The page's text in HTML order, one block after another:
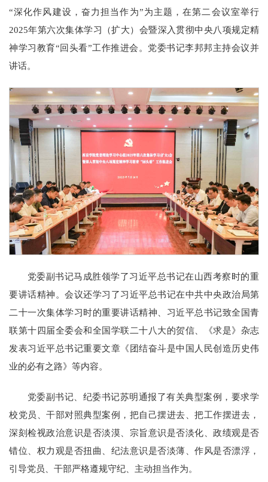
“深化作风建设，奋力担当作为”为主题，在第二会议室举行
2025年第六次集体学习（扩大）会暨深入贯彻中央八项规定精
神学习教育“回头看”工作推进会。党委书记李邦邦主持会议并
讲话。
党委副书记马成胜领学了习近平总书记在山西考察时的重
要讲话精神。会议还学习了习近平总书记在中共中央政治局第
二十一次集体学习时的重要讲话精神、习近平总书记致全国青
联第十四届全委会和全国学联二十八大的贺信、《求是》杂志
发表习近平总书记重要文章《团结奋斗是中国人民创造历史伟
业的必有之路》等内容。
党委副书记、纪委书记苏明通报了有关典型案例，要求学
校党员、干部对照典型案例，把自己摆进去、把工作摆进去，
深刻检视政治意识是否淡漠、宗旨意识是否淡化、政绩观是否
错位、权力观是否扭曲、纪法意识是否淡薄、作风是否漂浮，
引导党员、干部严格遵规守纪、主动担当作为。